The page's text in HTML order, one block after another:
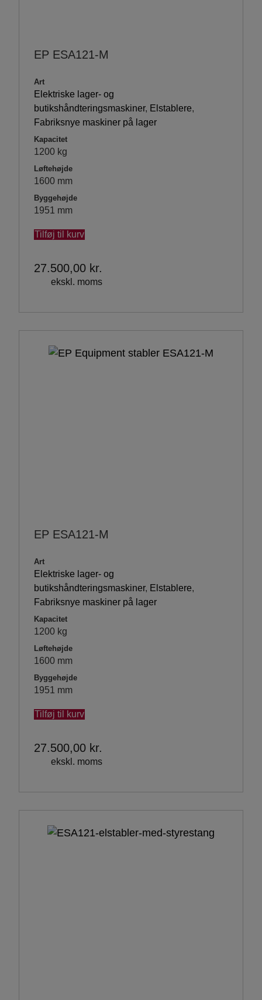
EP ESA121-M
Art
Elektriske lager- og
butikshåndteringsmaskiner, Elstablere,
Fabriksnye maskiner på lager
Kapacitet
1200 kg
Løftehøjde
1600 mm
Byggehøjde
1951 mm
Tilføj til kurv
27.500,00 kr.
ekskl. moms
EP ESA121-M
Art
Elektriske lager- og
butikshåndteringsmaskiner, Elstablere,
Fabriksnye maskiner på lager
Kapacitet
1200 kg
Løftehøjde
1600 mm
Byggehøjde
1951 mm
Tilføj til kurv
27.500,00 kr.
ekskl. moms